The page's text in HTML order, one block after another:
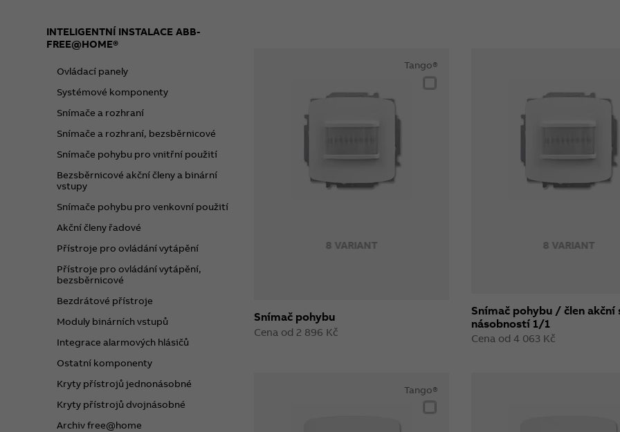
INTELIGENTNÍ INSTALACE ABB-
FREE@HOME®
Ovládací panely
Systémové komponenty
Snímače a rozhraní
Snímače a rozhraní, bezsběrnicové
Snímače pohybu pro vnitřní použití
Bezsběrnicové akční členy a binární
vstupy
Snímače pohybu pro venkovní použití
Akční členy řadové
Přístroje pro ovládání vytápění
Přístroje pro ovládání vytápění,
bezsběrnicové
Bezdrátové přístroje
Moduly binárních vstupů
Integrace alarmových hlásičů
Ostatní komponenty
Kryty přístrojů jednonásobné
Kryty přístrojů dvojnásobné
Archiv free@home
8 VARIANT
Tango®
Snímač pohybu
Cena od 2 896 Kč
8 VARIANT
Snímač pohybu / člen akční
násobností 1/1
Cena od 4 063 Kč
Tango®